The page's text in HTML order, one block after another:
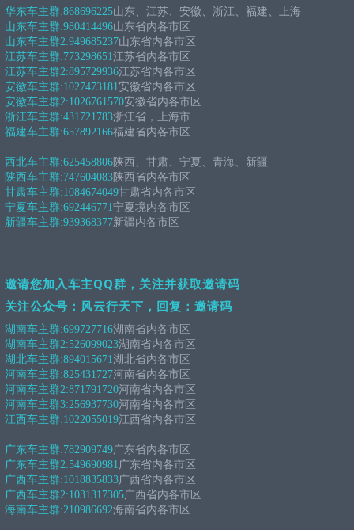
华东车主群:868696225山东、江苏、安徽、浙江、福建、上海
山东车主群:980414496山东省内各市区
山东车主群2:949685237山东省内各市区
江苏车主群:773298651江苏省内各市区
江苏车主群2:895729936江苏省内各市区
安徽车主群:1027473181安徽省内各市区
安徽车主群2:1026761570安徽省内各市区
浙江车主群:431721783浙江省，上海市
福建车主群:657892166福建省内各市区
西北车主群:625458806陕西、甘肃、宁夏、青海、新疆
陕西车主群:747604083陕西省内各市区
甘肃车主群:1084674049甘肃省内各市区
宁夏车主群:692446771宁夏境内各市区
新疆车主群:939368377新疆内各市区
邀请您加入车主QQ群，关注并获取邀请码
关注公众号：风云行天下，回复：邀请码
湖南车主群:699727716湖南省内各市区
湖南车主群2:526099023湖南省内各市区
湖北车主群:894015671湖北省内各市区
河南车主群:825431727河南省内各市区
河南车主群2:871791720河南省内各市区
河南车主群3:256937730河南省内各市区
江西车主群:1022055019江西省内各市区
广东车主群:782909749广东省内各市区
广东车主群2:549690981广东省内各市区
广西车主群:1018835833广西省内各市区
广西车主群2:1031317305广西省内各市区
海南车主群:210986692海南省内各市区